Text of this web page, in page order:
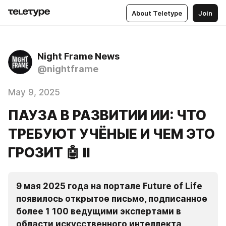
About Teletype Join
Night Frame News
@nightframe
May 9, 2025
ПАУЗА В РАЗВИТИИ ИИ: ЧТО
ТРЕБУЮТ УЧЁНЫЕ И ЧЕМ ЭТО
ГРОЗИТ 🤖⏸️
9 мая 2025 года на портале Future of Life
появилось открытое письмо, подписанное
более 1 100 ведущими экспертами в
области искусственного интеллекта,